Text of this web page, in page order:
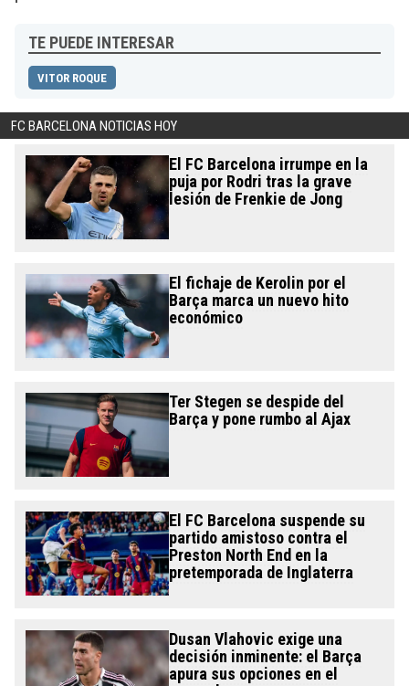
TE PUEDE INTERESAR
VITOR ROQUE
FC BARCELONA NOTICIAS HOY
El FC Barcelona irrumpe en la
puja por Rodri tras la grave
lesión de Frenkie de Jong
El fichaje de Kerolin por el
Barça marca un nuevo hito
económico
Ter Stegen se despide del
Barça y pone rumbo al Ajax
El FC Barcelona suspende su
partido amistoso contra el
Preston North End en la
pretemporada de Inglaterra
Dusan Vlahovic exige una
decisión inminente: el Barça
apura sus opciones en el